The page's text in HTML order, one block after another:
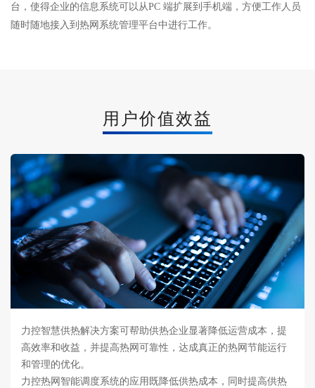
台，使得企业的信息系统可以从PC 端扩展到手机端，方便工作人员
随时随地接入到热网系统管理平台中进行工作。
用户价值效益
力控智慧供热解决方案可帮助供热企业显著降低运营成本，提
高效率和收益，并提高热网可靠性，达成真正的热网节能运行
和管理的优化。
力控热网智能调度系统的应用既降低供热成本，同时提高供热